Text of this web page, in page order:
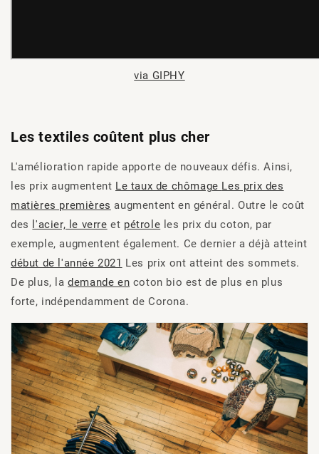
via GIPHY
Les textiles coûtent plus cher
L'amélioration rapide apporte de nouveaux défis. Ainsi,
les prix augmentent Le taux de chômage Les prix des
matières premières augmentent en général. Outre le coût
des
l'acier, le verre et pétrole les prix du coton, par
exemple, augmentent également. Ce dernier a déjà atteint
début de l'année 2021 Les prix ont atteint des sommets.
De plus, lademande en coton bio est de plus en plus
forte, indépendamment de Corona.